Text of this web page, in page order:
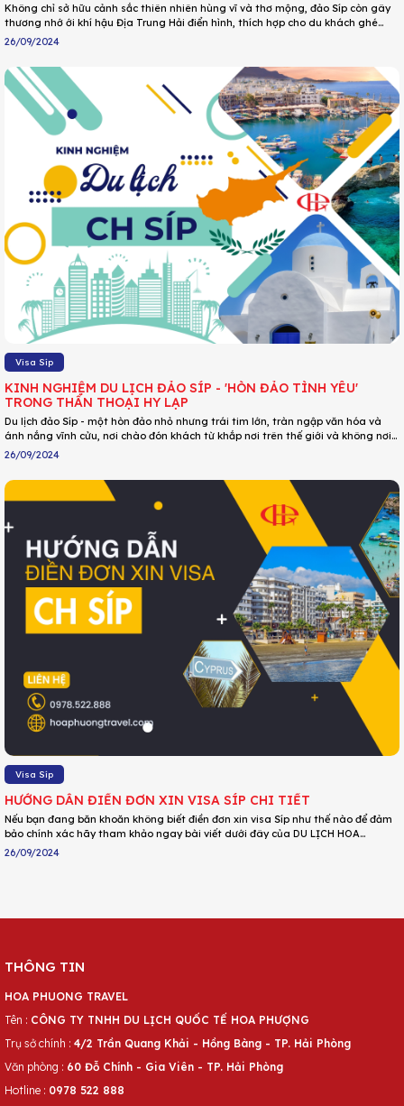
Không chỉ sở hữu cảnh sắc thiên nhiên hùng vĩ và thơ mộng, đảo Síp còn gây
thương nhớ ới khí hậu Địa Trung Hải điển hình, thích hợp cho du khách ghé
thăm quanh năm. Thế nhưng tương tự như các quốc gia khác, để nhập cảnh
26/09/2024
Visa Síp
KINH NGHIỆM DU LỊCH ĐẢO SÍP - 'HÒN ĐẢO TÌNH YÊU'
TRONG THẦN THOẠI HY LẠP
Du lịch đảo Síp - một hòn đảo nhỏ nhưng trái tim lớn, tràn ngập văn hóa và
ánh nắng vĩnh cửu, nơi chào đón khách từ khắp nơi trên thế giới và không nơi
nào là quá xa để ghé thăm trên hòn đảo Địa Trung Hải này!
26/09/2024
Visa Síp
HƯỚNG DẪN ĐIỀN ĐƠN XIN VISA SÍP CHI TIẾT
Nếu bạn đang băn khoăn không biết điền đơn xin visa Síp như thế nào để đảm
bảo chính xác hãy tham khảo ngay bài viết dưới đây của DU LỊCH HOA
PHƯỢNG nhé!
26/09/2024
THÔNG TIN
HOA PHUONG TRAVEL
Tên : CÔNG TY TNHH DU LỊCH QUỐC TẾ HOA PHƯỢNG
Trụ sở chính : 4/2 Trần Quang Khải - Hồng Bàng - TP. Hải Phòng
Văn phòng : 60 Đỗ Chính - Gia Viên - TP. Hải Phòng
Hotline : 0978 522 888